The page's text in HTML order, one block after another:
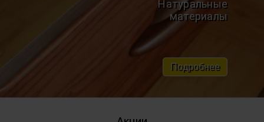
Натуральные
материалы
Подробнее